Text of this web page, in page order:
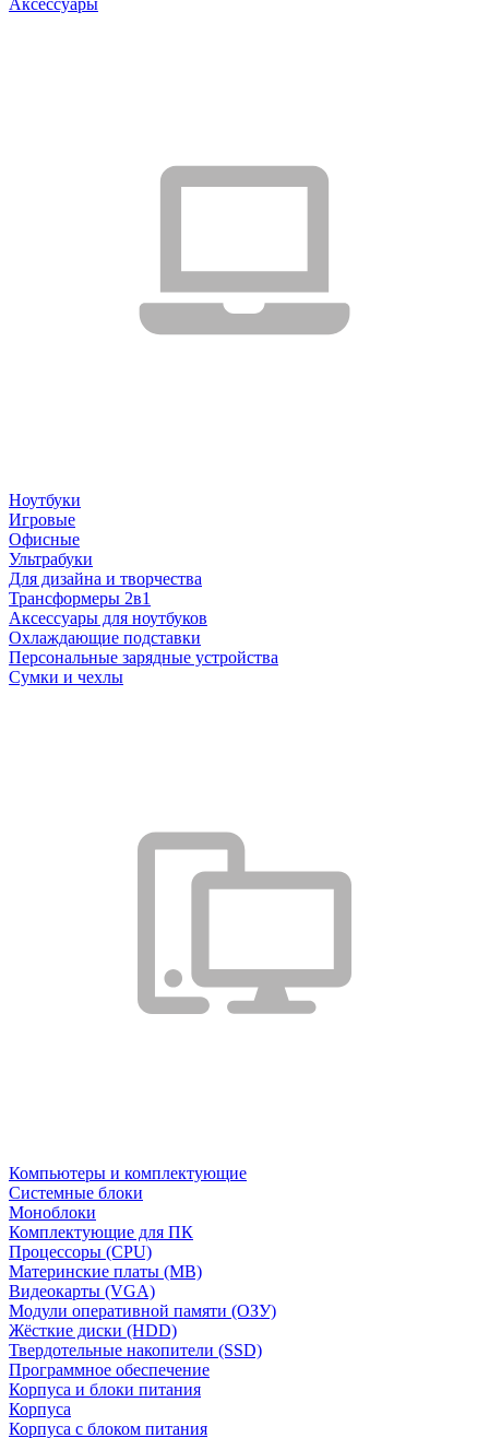
Аксессуары
Ноутбуки
Игровые
Офисные
Ультрабуки
Для дизайна и творчества
Трансформеры 2в1
Аксессуары для ноутбуков
Охлаждающие подставки
Персональные зарядные устройства
Сумки и чехлы
Компьютеры и комплектующие
Системные блоки
Моноблоки
Комплектующие для ПК
Процессоры (CPU)
Материнские платы (MB)
Видеокарты (VGA)
Модули оперативной памяти (ОЗУ)
Жёсткие диски (HDD)
Твердотельные накопители (SSD)
Программное обеспечение
Корпуса и блоки питания
Корпуса
Корпуса с блоком питания